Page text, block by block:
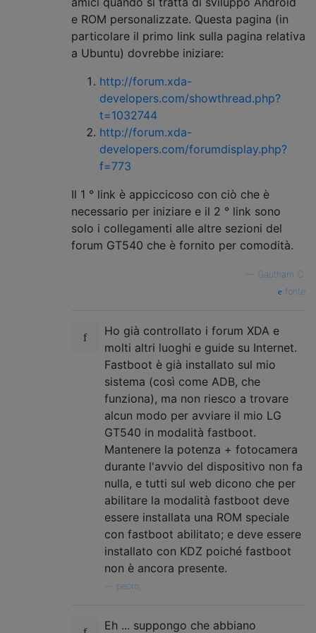
e ROM personalizzate. Questa pagina (in
particolare il primo link sulla pagina relativa
a Ubuntu) dovrebbe iniziare:
http://forum.xda-
developers.com/showthread.php?
t=1032744
http://forum.xda-
developers.com/forumdisplay.php?
f=773
Il 1 ° link è appiccicoso con ciò che è
necessario per iniziare e il 2 ° link sono
solo i collegamenti alle altre sezioni del
forum GT540 che è fornito per comodità.
Gautham C.
fonte
Ho già controllato i forum XDA e
molti altri luoghi e guide su Internet.
Fastboot è già installato sul mio
sistema (così come ADB, che
funziona), ma non riesco a trovare
alcun modo per avviare il mio LG
GT540 in modalità fastboot.
Mantenere la potenza + fotocamera
durante l'avvio del dispositivo non fa
nulla, e tutti sul web dicono che per
abilitare la modalità fastboot deve
essere installata una ROM speciale
con fastboot abilitato; e deve essere
installato con KDZ poiché fastboot
non è ancora presente.
peoro,
Eh ... suppongo che abbiano